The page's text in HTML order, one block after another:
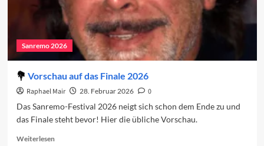
Sanremo 2026
Vorschau auf das Finale 2026
Raphael Mair 28. Februar 2026
0
Das Sanremo-Festival 2026 neigt sich schon dem Ende zu und
das Finale steht bevor! Hier die übliche Vorschau.
WeiterlesenRead